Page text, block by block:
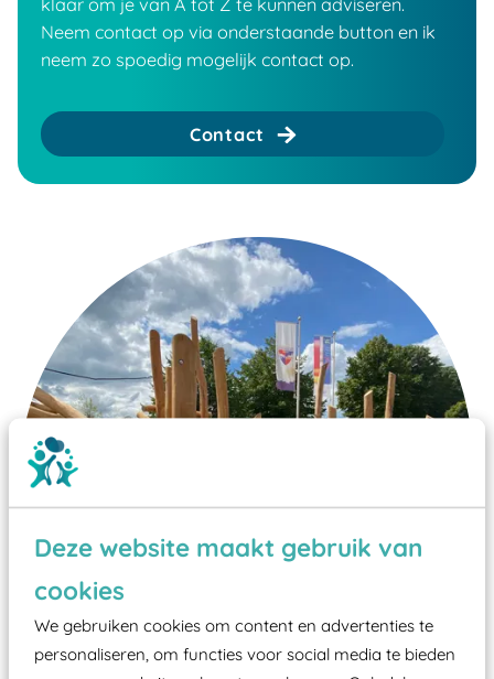
Deze website maakt gebruik van
cookies
We gebruiken cookies om content en advertenties te
personaliseren, om functies voor social media te bieden
Neem contact op via onderstaande button en ik
neem zo spoedig mogelijk contact op.
Contact